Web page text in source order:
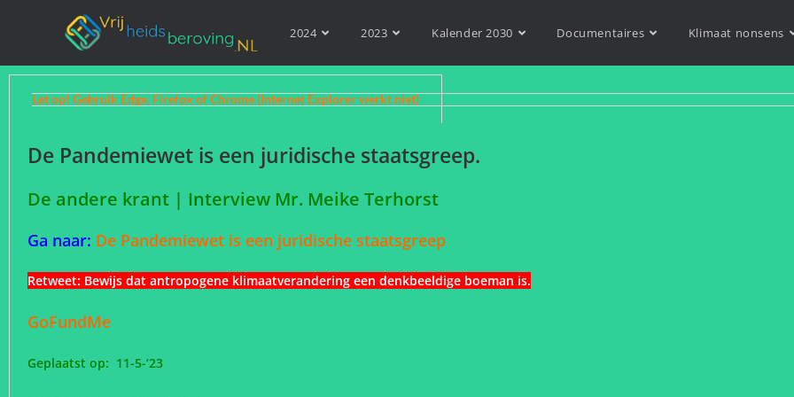
2024 2023 Kalender 2030 Documentaires Klimaat nonsens
Let op! Gebruik Edge, Firefox of Chrome (Internet Explorer werkt niet)
De Pandemiewet is een juridische staatsgreep.
De andere krant | Interview Mr. Meike Terhorst
Ga naar: De Pandemiewet is een juridische staatsgreep
Retweet: Bewijs dat antropogene klimaatverandering een denkbeeldige boeman is.
GoFundMe
Geplaatst op: 11-5-’23